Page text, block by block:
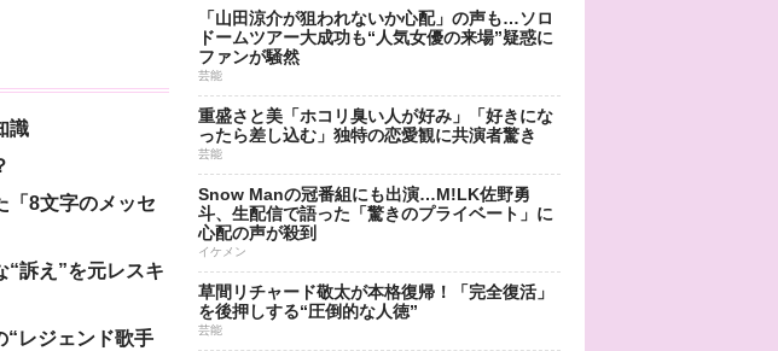
識
「8文字のメッセ
訴え”を元レスキ
レジェンド歌手
「山田涼介が狙われないか心配」の声も…ソロ
ドームツアー大成功も“人気女優の来場”疑惑に
ファンが騒然
芸能
重盛さと美「ホコリ臭い人が好み」「好きにな
ったら差し込む」独特の恋愛観に共演者驚き
芸能
Snow Manの冠番組にも出演…M!LK佐野勇
斗、生配信で語った「驚きのプライベート」に
心配の声が殺到
イケメン
草間リチャード敬太が本格復帰！「完全復活」
を後押しする“圧倒的な人徳”
芸能